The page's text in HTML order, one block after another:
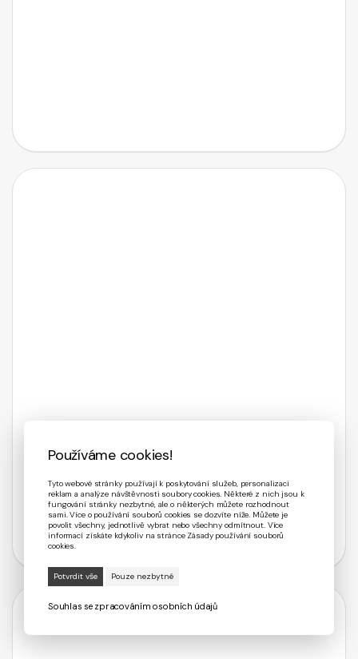
Používáme cookies!
Tyto webové stránky používají k poskytování služeb, personalizaci
reklam a analýze návštěvnosti soubory cookies. Některé z nich jsou k
fungování stránky nezbytné, ale o některých můžete rozhodnout
sami. Více o používání souborů cookies se dozvíte níže. Můžete je
povolit všechny, jednotlivě vybrat nebo všechny odmítnout. Více
informací získáte kdykoliv na stránce Zásady používání souborů
cookies.
Souhlas se zpracováním osobních údajů